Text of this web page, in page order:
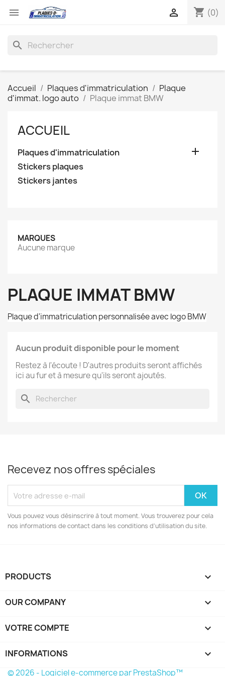
 shopping_cart (0)

search
Accueil Plaques d'immatriculation
Plaque
d'immat. logo auto
Plaque immat BMW
ACCUEIL
Plaques d'immatriculation 
Stickers plaques
Stickers jantes
MARQUES
Aucune marque
PLAQUE IMMAT BMW
Plaque d'immatriculation personnalisée avec logo BMW
Aucun produit disponible pour le moment
Restez à l'écoute ! D'autres produits seront affichés
ici au fur et à mesure qu'ils seront ajoutés.
search
Recevez nos offres spéciales
Vous pouvez vous désinscrire à tout moment. Vous trouverez pour cela
nos informations de contact dans les conditions d'utilisation du site.
PRODUCTS 
OUR COMPANY 
VOTRE COMPTE 
INFORMATIONS keyboard_arrow_down
© 2026 - Logiciel e-commerce par PrestaShop™